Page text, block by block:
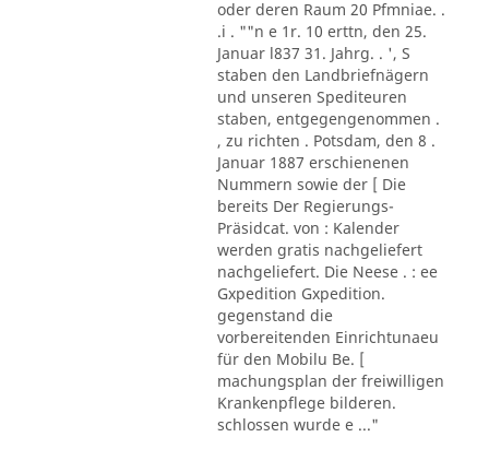
oder deren Raum 20 Pfmniae. .
.i . ""n e 1r. 10 erttn, den 25.
Januar l837 31. Jahrg. . ', S
staben den Landbriefnägern
und unseren Spediteuren
staben, entgegengenommen .
, zu richten . Potsdam, den 8 .
Januar 1887 erschienenen
Nummern sowie der [ Die
bereits Der Regierungs-
Präsidcat. von : Kalender
werden gratis nachgeliefert
nachgeliefert. Die Neese . : ee
Gxpedition Gxpedition.
gegenstand die
vorbereitenden Einrichtunaeu
für den Mobilu Be. [
machungsplan der freiwilligen
Krankenpflege bilderen.
schlossen wurde e ..."